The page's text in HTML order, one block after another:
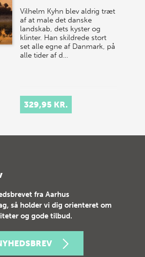
Vilhelm Kyhn blev aldrig træt
af at male det danske
landskab, dets kyster og
klinter. Han skildrede stort
set alle egne af Danmark, på
alle tider af d…
329,95 KR.
fra Aarhus
så holder vi dig orienteret om
og gode tilbud.